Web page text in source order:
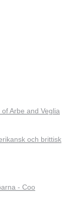
Arbe and Veglia
och brittisk
- Coo